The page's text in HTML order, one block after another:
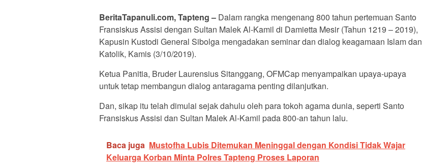
BeritaTapanuli.com, Tapteng – Dalam rangka mengenang 800 tahun pertemuan Santo
Fransiskus Assisi dengan Sultan Malek Al-Kamil di Damietta Mesir (Tahun 1219 – 2019),
Kapusin Kustodi General Sibolga mengadakan seminar dan dialog keagamaan Islam dan
Katolik, Kamis (3/10/2019).
Ketua Panitia, Bruder Laurensius Sitanggang, OFMCap menyampaikan upaya-upaya
untuk tetap membangun dialog antaragama penting dilanjutkan.
Dan, sikap itu telah dimulai sejak dahulu oleh para tokoh agama dunia, seperti Santo
Fransiskus Assisi dan Sultan Malek Al-Kamil pada 800-an tahun lalu.
Baca juga Mustofha Lubis Ditemukan Meninggal dengan Kondisi Tidak Wajar
Keluarga Korban Minta Polres Tapteng Proses Laporan